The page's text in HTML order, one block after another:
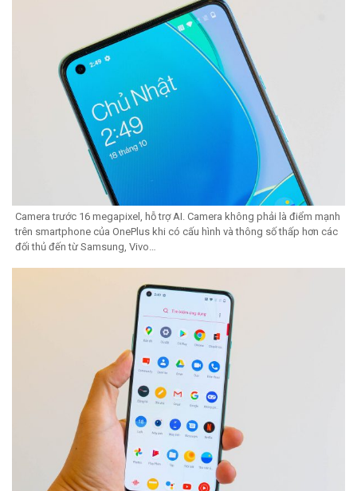
Camera trước 16 megapixel, hỗ trợ AI. Camera không phải là điểm mạnh
trên smartphone của OnePlus khi có cấu hình và thông số thấp hơn các
đối thủ đến từ Samsung, Vivo…